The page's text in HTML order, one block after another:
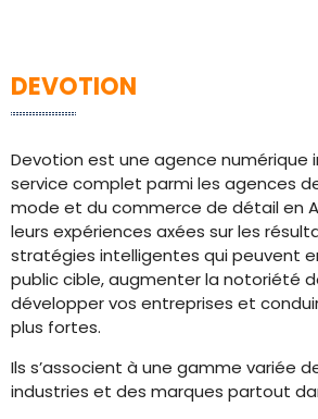
DEVOTION
Devotion est une agence numérique
service complet parmi les agences
mode et du commerce de détail en
leurs expériences axées sur les
stratégies intelligentes qui peuvent
public cible, augmenter la notoriété
développer vos entreprises et
plus fortes.
Ils s’associent à une gamme variée
industries et des marques partout